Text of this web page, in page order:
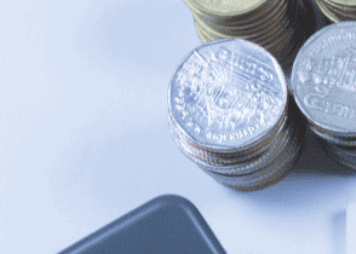
Mahasiswa (NIM)
(NIM) memiliki fungsi
Nomor Induk Siswa (NIS).
untuk keperluan presensi, NIM